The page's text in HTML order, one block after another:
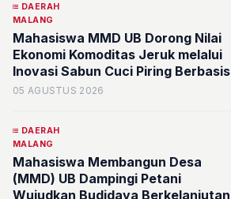
DAERAH
MALANG
Mahasiswa MMD UB Dorong Nilai
Ekonomi Komoditas Jeruk melalui
Inovasi Sabun Cuci Piring Berbasis
Limbah Kulit Jeruk di Desa
05 AGUSTUS 2026
DAERAH
MALANG
Mahasiswa Membangun Desa
(MMD) UB Dampingi Petani
Wujudkan Budidaya Berkelanjutan